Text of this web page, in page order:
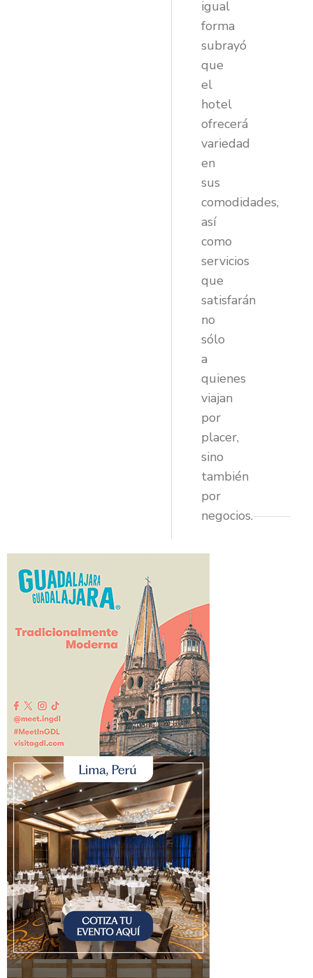
igual
forma
subrayó
que
el
hotel
ofrecerá
variedad
en
sus
comodidades,
así
como
servicios
que
satisfarán
no
sólo
a
quienes
viajan
por
placer,
sino
también
por
negocios.